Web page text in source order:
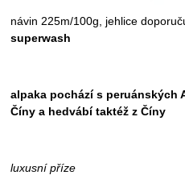
návin 225m/100g, jehlice
superwash
alpaka pochází s peruánských
Číny a hedvábí taktéž z Číny
luxusní příze